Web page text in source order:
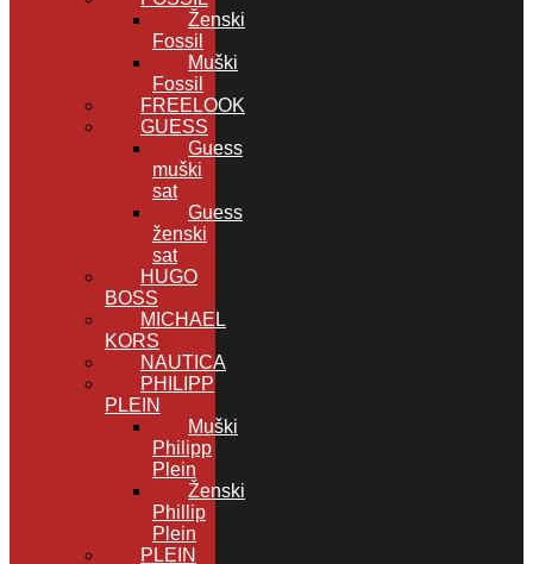
Ženski
Fossil
Muški
Fossil
FREELOOK
GUESS
Guess
muški
sat
Guess
ženski
sat
HUGO
BOSS
MICHAEL
KORS
NAUTICA
PHILIPP
PLEIN
Muški
Philipp
Plein
Ženski
Phillip
Plein
PLEIN